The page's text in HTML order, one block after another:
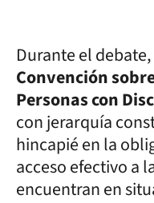
Durante el
Convención
Personas con
con jerarquía
hincapié en la
acceso efectivo a
encuentran en